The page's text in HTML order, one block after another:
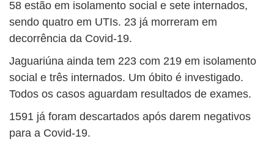
58 estão em isolamento social e sete internados,
sendo quatro em UTIs. 23 já morreram em
decorrência da Covid-19.
Jaguariúna ainda tem 223 com 219 em isolamento
social e três internados. Um óbito é investigado.
Todos os casos aguardam resultados de exames.
1591 já foram descartados após darem negativos
para a Covid-19.